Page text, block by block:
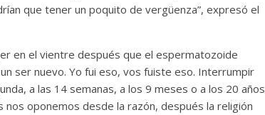
que tener un poquito de vergüenza”, expresó el
en el vientre después que el espermatozoide
ser nuevo. Yo fui eso, vos fuiste eso. Interrumpir
a las 14 semanas, a los 9 meses o a los 20 años
oponemos desde la razón, después la religión